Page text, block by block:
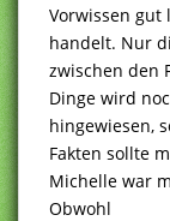
Vorwissen gut
handelt. Nur
zwischen den
Dinge wird
hingewiesen,
Fakten sollte
Michelle war
Obwohl